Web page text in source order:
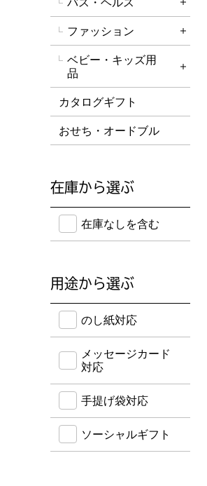
バス・ヘルス
詳
ファッション
詳細
ベビー・キッズ用
品
詳細
カタログギフト
おせち・オードブル
在庫から選ぶ
在庫のない商品を含めて検索
在庫なしを含む
用途から選ぶ
のし紙・メッセージカード・
のし紙対応
メッセージカード
対応
手提げ袋対応
ソーシャルギフト